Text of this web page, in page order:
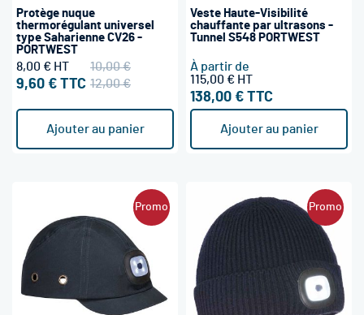
Protège nuque
thermorégulant universel
type Saharienne CV26 -
PORTWEST
9,60 €
8,00 €
12,00 €
10,00 €
Ajouter au panier
Veste Haute-Visibilité
chauffante par ultrasons -
Tunnel S548 PORTWEST
À partir de
138,00 €
115,00 €
Ajouter au panier
Promo Promo